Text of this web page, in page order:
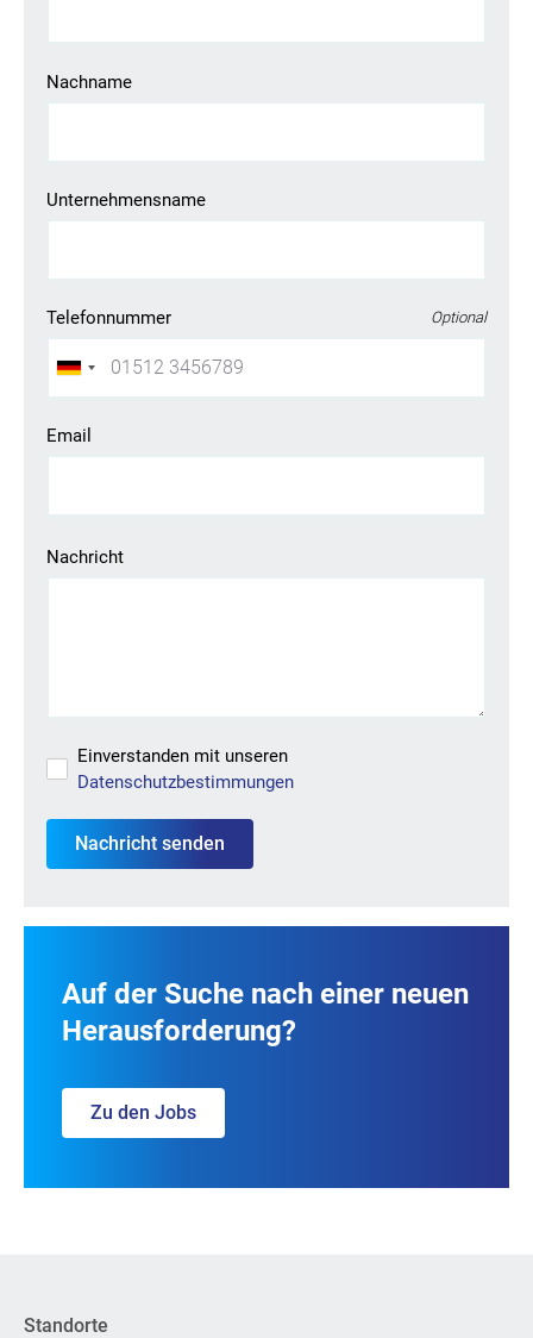
Nachname
Unternehmensname
Telefonnummer Optional
Email
Registrieren Sie sich in unserem
unsere Personalverantwortlichen werden Sie kontaktieren
Nachricht
Einverstanden mit unseren
Datenschutzbestimmungen
Auf der Suche nach einer neuen
Herausforderung?
Zu den Jobs
Standorte